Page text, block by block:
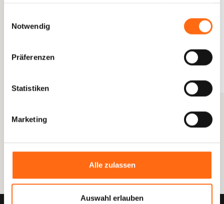
Notwendig
Präferenzen
Statistiken
Marketing
Alle zulassen
Auswahl erlauben